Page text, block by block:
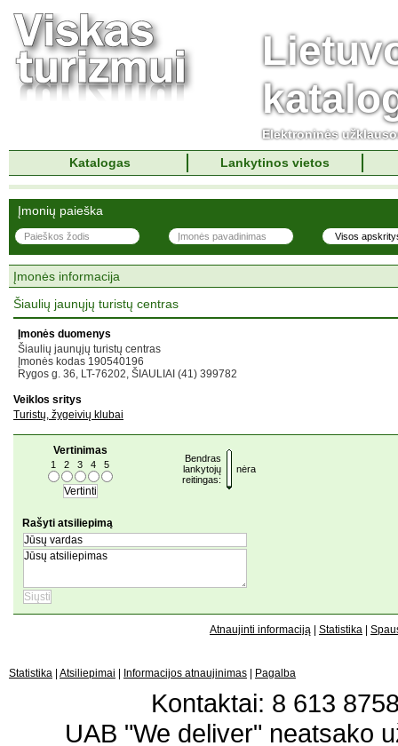
Elektroninės
Katalogas
Lankytinos vietos
Įmonių paieška
Įmonės informacija
Šiaulių jaunųjų turistų centras
Įmonės duomenys
Šiaulių jaunųjų turistų centras
Įmonės kodas 190540196
Rygos g. 36, LT-76202, ŠIAULIAI (41) 399782
Veiklos sritys
Turistų, žygeivių klubai
Vertinimas
1 2 3 4 5
Bendras
lankytojų
reitingas:
nėra
Rašyti atsiliepimą
Atnaujinti informaciją Statistika
Statistika Atsiliepimai Informacijos atnaujinimas Pagalba
Kontaktai: 8 613
UAB "We deliver" neatsako